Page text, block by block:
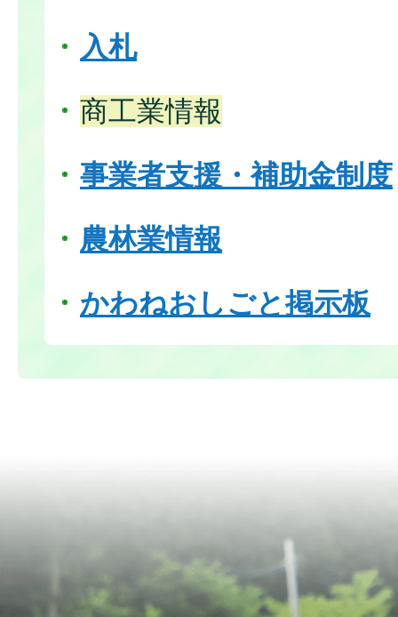
入札
商工業情報
事業者支援・補助金制度
農林業情報
かわねおしごと掲示板